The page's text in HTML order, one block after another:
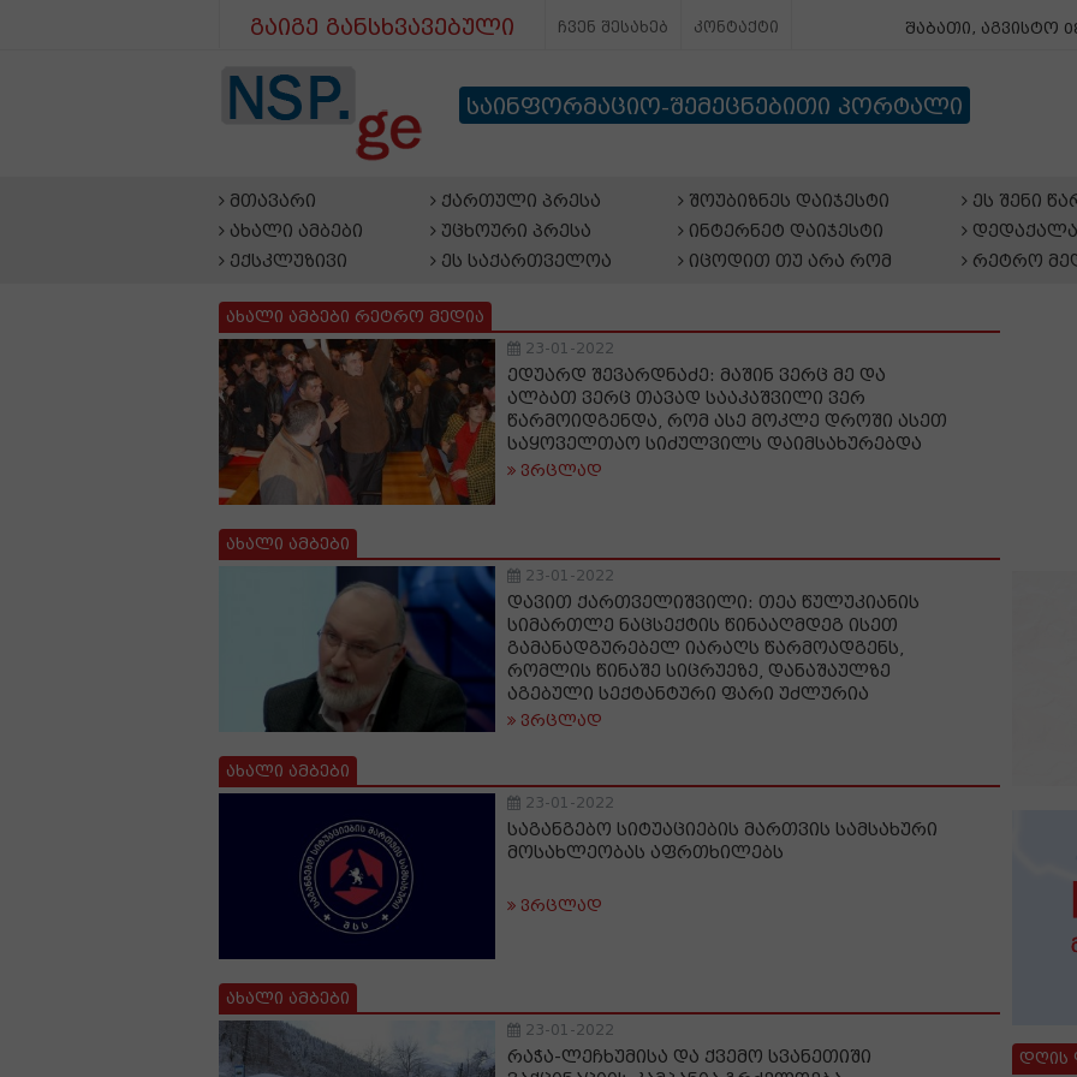
გაიგე განსხვავებული ჩვენ შესახებ კონტაქტი შაბათი, აგვისტო
საინფორმაციო-შემეცნებითი პორტალი
მთავარი
ახალი ამბები
ექსკლუზივი
ქართული პრესა
უცხოური პრესა
ეს საქართველოა
შოუბიზნეს დაიჯესტი
ინტერნეტ დაიჯესტი
იცოდით თუ არა რომ
ეს შენი
რეტრო
ახალი ამბები რეტრო მედია
23-01-2022
ედუარდ შევარდნაძე: მაშინ ვერც მე და
ალბათ ვერც თავად სააკაშვილი ვერ
წარმოიდგენდა, რომ ასე მოკლე დროში ასეთ
საყოველთაო სიძულვილს დაიმსახურებდა
ვრცლად
ახალი ამბები
23-01-2022
დავით ქართველიშვილი: თეა წულუკიანის
სიმართლე ნაცსექტის წინააღმდეგ ისეთ
გამანადგურებელ იარაღს წარმოადგენს,
რომლის წინაშე სიცრუეზე, დანაშაულზე
აგებული სექტანტური ფარი უძლურია
ვრცლად
ახალი ამბები
23-01-2022
საგანგებო სიტუაციების მართვის სამსახური
მოსახლეობას აფრთხილებს
ვრცლად
ახალი ამბები
23-01-2022
რაჭა-ლეჩხუმისა და ქვემო სვანეთიში
დღის